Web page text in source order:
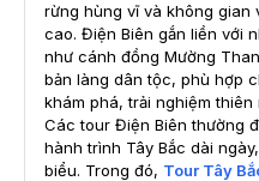
rừng hùng vĩ và không gian
cao. Điện Biên gắn liền với
như cánh đồng Mường
bản làng dân tộc, phù hợp
khám phá, trải nghiệm
Các tour Điện Biên thường
hành trình Tây Bắc dài
biểu. Trong đó, Tour Tây